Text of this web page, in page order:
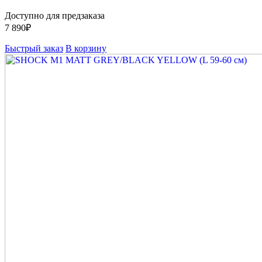
Доступно для предзаказа
7 890₽
Быстрый заказ В корзину